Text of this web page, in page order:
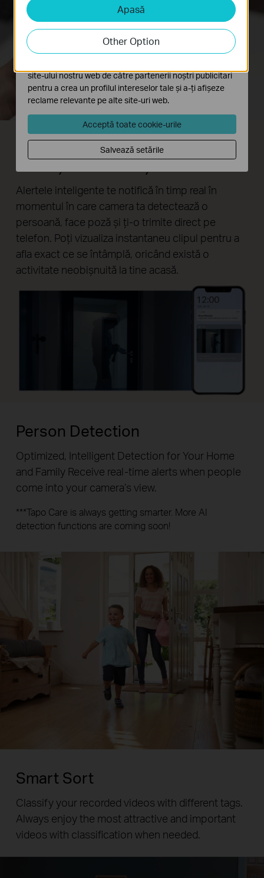
Mereu în alertă
Primeşti notificări şi screenshots
Alertele inteligente te notifică în timp real în
momentul în care camera ta detectează o
persoană, face poză şi ţi-o trimite direct pe
telefon. Poţi vizualiza instantaneu clipul pentru a
afla exact ce se întâmplă, oricând există o
activitate neobișnuită la tine acasă.
Person Detection
Optimized, Intelligent Detection for Your Home
and Family Receive real-time alerts when people
come into your camera’s view.
***Tapo Care is always getting smarter. More AI
detection functions are coming soon!
Smart Sort
Classify your recorded videos with different tags.
Always enjoy the most attractive and important
videos with classification when needed.
Apasă
Other Option
Cookie-uri de analiză și marketing
Cookie-urile de analiză ne permit să analizăm activitățile
tale de pe site-ul nostru web a îmbunătăți și ajusta
funcționalitatea site-ului.
site-ului nostru web de către partenerii noștri publicitari
pentru a crea un profilul intereselor tale și a-ți afișeze
reclame relevante pe alte site-uri web.
Acceptă toate cookie-urile
Salvează setările